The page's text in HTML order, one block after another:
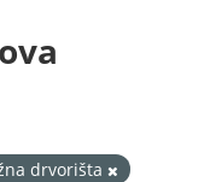
drvorišta